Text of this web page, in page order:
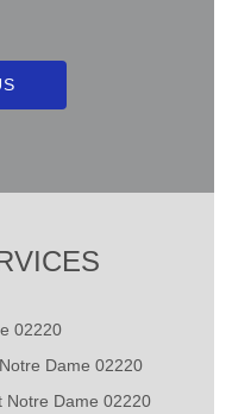
02220
Dame 02220
Notre Dame 02220